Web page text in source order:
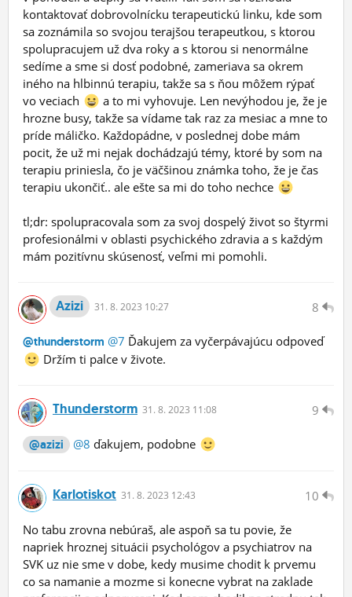
kontaktovať dobrovolnícku terapeutickú linku, kde som
sa zoznámila so svojou terajšou terapeutkou, s ktorou
spolupracujem už dva roky a s ktorou si nenormálne
sedíme a sme si dosť podobné, zameriava sa okrem
iného na hlbinnú terapiu, takže sa s ňou môžem rýpať
vo veciach
a to mi vyhovuje. Len nevýhodou je, že je
hrozne busy, takže sa vídame tak raz za mesiac a mne to
príde máličko. Každopádne, v poslednej dobe mám
pocit, že už mi nejak dochádzajú témy, ktoré by som na
terapiu priniesla, čo je väčšinou známka toho, že je čas
terapiu ukončiť.. ale ešte sa mi do toho nechce
tl;dr: spolupracovala som za svoj dospelý život so štyrmi
profesionálmi v oblasti psychického zdravia a s každým
mám pozitívnu skúsenosť, veľmi mi pomohli.
8
Azizi 31. 8. 2023 10:27
@thunderstorm @7 Ďakujem za vyčerpávajúcu odpoveď
Držím ti palce v živote.
9
Thunderstorm 31. 8. 2023 11:08
@azizi @8 ďakujem, podobne
10
Karlotiskot 31. 8. 2023 12:43
No tabu zrovna nebúraš, ale aspoň sa tu povie, že
napriek hroznej situácii psychológov a psychiatrov na
SVK uz nie sme v dobe, kedy musime chodit k prvemu
co sa namanie a mozme si konecne vybrat na zaklade